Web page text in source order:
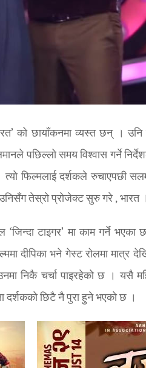
को छायाँकनमा व्यस्त छन् । उनि
पछिल्लो समय विश्वास गर्ने
फिल्मलाई दर्शकले रुचाएपछी
तेस्रो प्रोजेक्ट सुरु गरे , भारत ।
टाइगर’ मा काम गर्ने भएका
दीपिका भने गेस्ट रोलमा मात्र
निकै चर्चा पाइरहेको छ । यसै
दर्शकको छिटै नै पुरा हुने भएको छ ।